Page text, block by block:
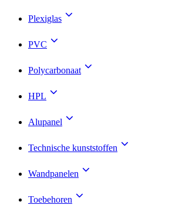
Plexiglas
PVC
Polycarbonaat
HPL
Alupanel
Technische kunststoffen
Wandpanelen
Toebehoren